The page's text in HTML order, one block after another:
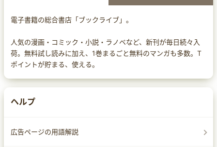
電子書籍の総合書店「ブックライブ」。
人気の漫画・コミック・小説・ラノベなど、新刊が毎日続々入
荷。無料試し読みに加え、1巻まるごと無料のマンガも多数。T
ポイントが貯まる、使える。
ヘルプ
広告ページの用語解説